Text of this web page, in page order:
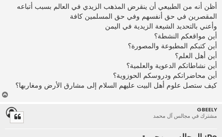
ا
ر
ك
ة
أظن أنه من الطبيعي أن ينقرض المذهب الزيدي في العالم بسبب أتباعه
المقصرين في حق أنفسهم وفي حق المسلمين كافة
وأعني بالتحديد الشيعة الزيدية في اليمن
أين مواقعكم النشطة؟
أين كتبكم المطبوعة والمصورة؟
أين أهل العلم؟
أين نشاطاتكم الدعوية والعلمية؟
أين محاضراتكم ودروسكم الحوزوية؟
كيف ستصل علوم أهل البيت عليهم السلام إلى مشارق الأرض ومغاربها؟
GBEELY
مشترك في مجالس آل محمد